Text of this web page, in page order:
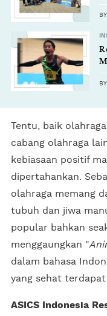
Tentu, baik
cabang olahraga
kebiasaan positif
dipertahankan.
olahraga memang
tubuh dan jiwa
popular bahkan
menggaungkan "
dalam bahasa
yang sehat terdapat
ASICS Indonesia